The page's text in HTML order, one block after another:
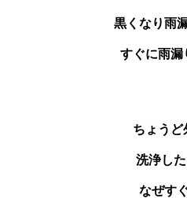
黒くなり雨
すぐに雨漏
ちょうど
洗浄し
なぜす